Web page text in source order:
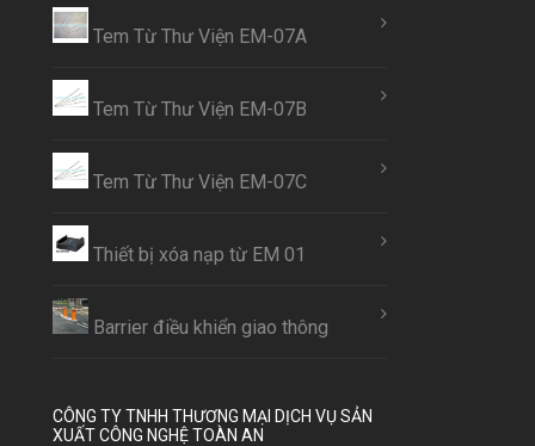
Tem Từ Thư Viện EM-07A
Tem Từ Thư Viện EM-07B
Tem Từ Thư Viện EM-07C
Thiết bị xóa nạp từ EM 01
Barrier điều khiển giao thông
CÔNG TY TNHH THƯƠNG MẠI DỊCH VỤ SẢN
XUẤT CÔNG NGHỆ TOÀN AN